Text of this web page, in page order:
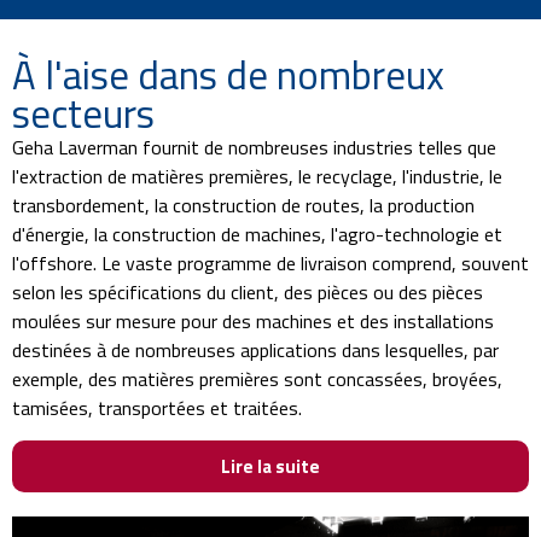
À l'aise dans de nombreux
secteurs
Geha Laverman fournit de nombreuses industries telles que
l'extraction de matières premières, le recyclage, l'industrie, le
transbordement, la construction de routes, la production
d'énergie, la construction de machines, l'agro-technologie et
l'offshore. Le vaste programme de livraison comprend, souvent
selon les spécifications du client, des pièces ou des pièces
moulées sur mesure pour des machines et des installations
destinées à de nombreuses applications dans lesquelles, par
exemple, des matières premières sont concassées, broyées,
tamisées, transportées et traitées.
Lire la suite